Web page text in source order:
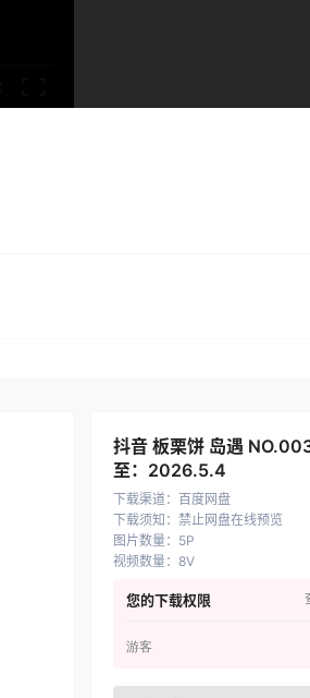
抖音 板栗饼 岛遇
至：2026.5.4
下载渠道： 百度网盘
下载须知 ： 禁止网盘在线预览
图片数量： 5P
视频数量： 8V
您的下载权限
游客